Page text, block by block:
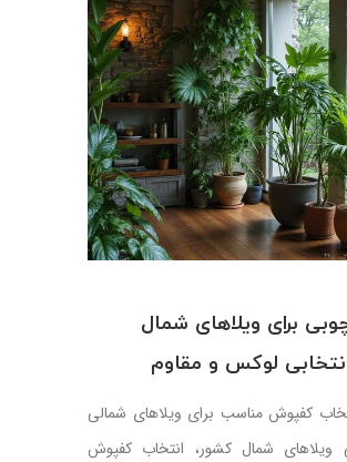
برای ویلاهای شمال
لوکس و مقاوم
کفپوش مناسب برای ویلاهای شمالی
ویلاهای شمال کشور، انتخاب کفپوش